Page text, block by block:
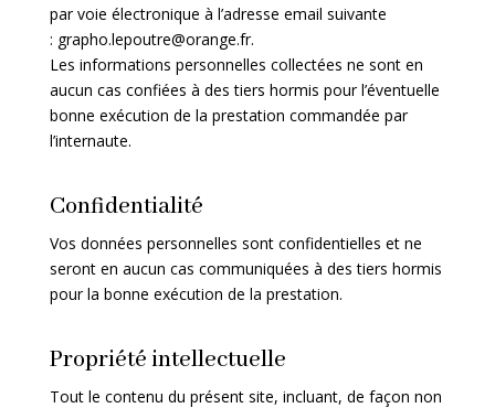
par voie électronique à l’adresse email suivante
: grapho.lepoutre@orange.fr.
Les informations personnelles collectées ne sont en
aucun cas confiées à des tiers hormis pour l’éventuelle
bonne exécution de la prestation commandée par
l’internaute.
Confidentialité
Vos données personnelles sont confidentielles et ne
seront en aucun cas communiquées à des tiers hormis
pour la bonne exécution de la prestation.
Propriété intellectuelle
Tout le contenu du présent site, incluant, de façon non